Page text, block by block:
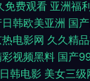
免费观看 亚洲福
韩欧美亚洲 国
电影网 久久精
视频黑料 国产
韩电影 美女三级